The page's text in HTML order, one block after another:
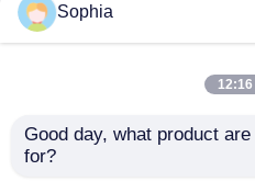
Sophia
12:16
Good day, what product
for?